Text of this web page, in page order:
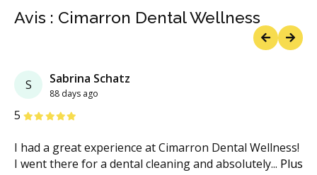
Avis : Cimarron Dental Wellness
S Sabrina Schatz
88 days ago
5 étoiles
I had a great experience at Cimarron Dental Wellness!
I went there for a dental cleaning and absolutely... Plus
étoiles
étoiles
étoiles
étoiles